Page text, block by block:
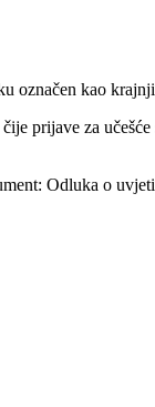
označen kao
prijave za učešće
Odluka o